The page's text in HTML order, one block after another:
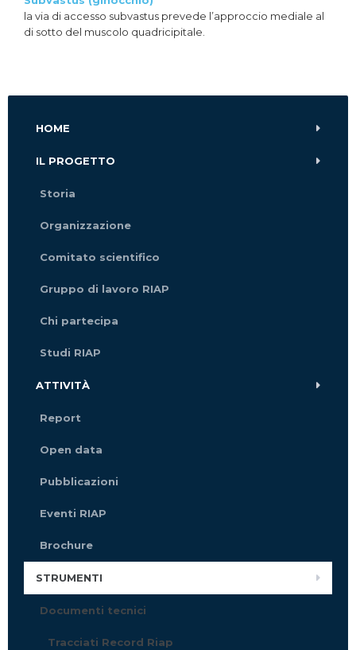
la via di accesso subvastus prevede l’approccio mediale al
di sotto del muscolo quadricipitale.
HOME
IL PROGETTO
Storia
Organizzazione
Comitato scientifico
Gruppo di lavoro RIAP
Chi partecipa
Studi RIAP
ATTIVITÀ
Report
Open data
Pubblicazioni
Eventi RIAP
Brochure
STRUMENTI
Documenti tecnici
Tracciati Record Riap